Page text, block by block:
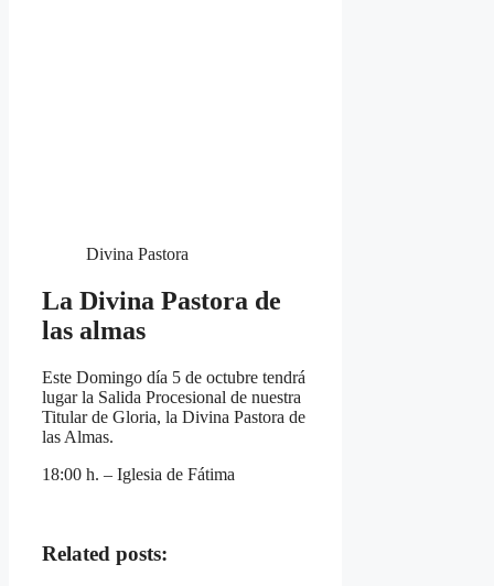
Divina Pastora
La Divina Pastora de
las almas
Este Domingo día 5 de octubre tendrá
lugar la Salida Procesional de nuestra
Titular de Gloria, la Divina Pastora de
las Almas.
18:00 h. – Iglesia de Fátima
Related posts: